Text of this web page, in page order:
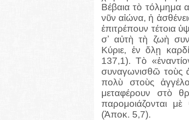
Βέβαια τὸ τόλμημα
νῦν αἰώνα, ἡ
ἐπιτρέπουν τέτοια
σʼ αὐτὴ τὴ ζωὴ
Κύριε, ἐν ὅλῃ
137,1). Τὸ
συναγωνισθῶ τοὺς
πολὺ στοὺς
μεταφέρουν στὸ
παρομοιάζονται
(Ἀποκ. 5,7).